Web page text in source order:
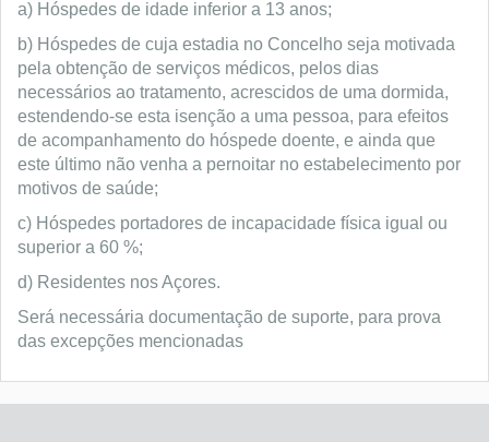
a) Hóspedes de idade inferior a 13 anos;
b) Hóspedes de cuja estadia no Concelho seja motivada
pela obtenção de serviços médicos, pelos dias
necessários ao tratamento, acrescidos de uma dormida,
estendendo-se esta isenção a uma pessoa, para efeitos
de acompanhamento do hóspede doente, e ainda que
este último não venha a pernoitar no estabelecimento por
motivos de saúde;
c) Hóspedes portadores de incapacidade física igual ou
superior a 60 %;
d) Residentes nos Açores.
Será necessária documentação de suporte, para prova
das excepções mencionadas